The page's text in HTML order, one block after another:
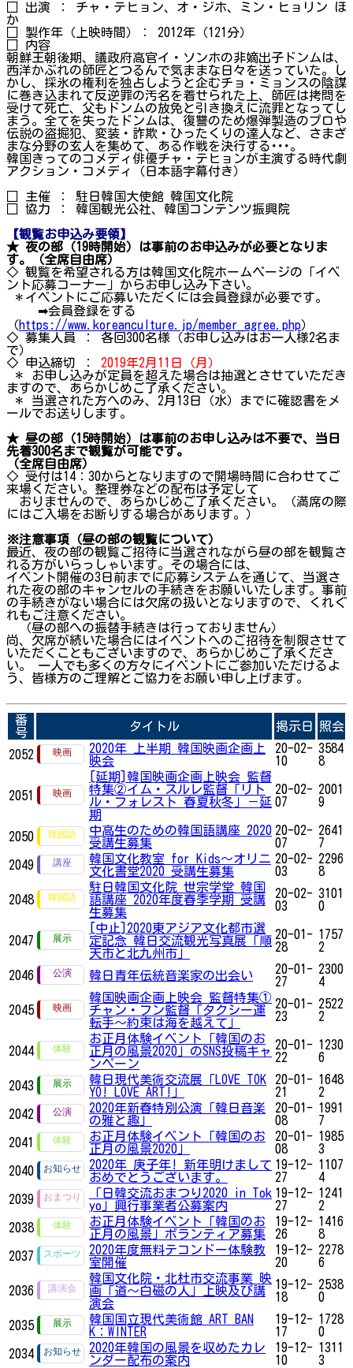
□ 出演 ： チャ・テヒョン、オ・ジホ、ミン・ヒョリン ほ
か
□ 製作年（上映時間）： 2012年（121分）
□ 内容
朝鮮王朝後期、議政府高官イ・ソンホの非嫡出子ドンムは、
西洋かぶれの師匠とつるんで気ままな日々を送っていた。し
かし、採氷の権利を独占しようと企むチョ・ミョンスの陰謀
に巻き込まれて反逆罪の汚名を着せられた上、師匠は拷問を
受けて死亡、父もドンムの放免と引き換えに流罪となってし
まう。全てを失ったドンムは、復讐のため爆弾製造のプロや
伝説の盗掘犯、変装・詐欺・ひったくりの達人など、さまざ
まな分野の玄人を集めて、ある作戦を決行する･･･。
韓国きってのコメディ俳優チャ・テヒョンが主演する時代劇
アクション・コメディ（日本語字幕付き）
□ 主催 ： 駐日韓国大使館 韓国文化院
□ 協力 ： 韓国観光公社、韓国コンテンツ振興院
【観覧お申込み要領】
★ 夜の部（19時開始）は事前のお申込みが必要となりま
す。（全席自由席）
◇ 観覧を希望される方は韓国文化院ホームページの「イベ
ント応募コーナー」からお申し込み下さい。
＊イベントにご応募いただくには会員登録が必要です。
➡会員登録をする
（https://www.koreanculture.jp/member_agree.php）
◇ 募集人員 ： 各回300名様（お申し込みはお一人様2名ま
で）
◇ 申込締切 ： 2019年2月11日（月）
＊ お申し込みが定員を超えた場合は抽選とさせていただき
ますので、あらかじめご了承ください。
＊ 当選された方へのみ、2月13日（水）までに確認書をメ
ールでお送りします。
★ 昼の部（15時開始）は事前のお申し込みは不要で、当日
先着300名まで観覧が可能です。
（全席自由席）
◇ 受付は14：30からとなりますので開場時間に合わせてご
来場ください。整理券などの配布は予定して
おりませんので、あらかじめご了承ください。（満席の際
にはご入場をお断りする場合があります。）
※注意事項（昼の部の観覧について）
最近、夜の部の観覧ご招待に当選されながら昼の部を観覧さ
れる方がいらっしゃいます。その場合には、
イベント開催の3日前までに応募システムを通じて、当選さ
れた夜の部のキャンセルの手続きをお願いいたします。事前
の手続きがない場合には欠席の扱いとなりますので、くれぐ
れもご注意ください。
（昼の部への振替手続きは行っておりません）
尚、欠席が続いた場合にはイベントへのご招待を制限させて
いただくこともございますので、あらかじめご了承くださ
い。 一人でも多くの方々にイベントにご参加いただけるよ
う、皆様方のご理解とご協力をお願い申し上げます。
番
号
タイトル 掲示日 照会
2052
2020年 上半期 韓国映画企画上
映会
20-02-
10
3584
8
2051
[延期]韓国映画企画上映会 監督
特集②イム・スルレ監督「リト
ル・フォレスト 春夏秋冬」－延
期
20-02-
07
2001
9
2050
中高生のための韓国語講座 2020
受講生募集
20-02-
07
2641
7
2049
韓国文化教室 for Kids～オリニ
文化書堂2020 受講生募集
20-02-
03
2296
8
2048
駐日韓国文化院 世宗学堂 韓国
語講座 2020年度春季学期 受講
生募集
20-02-
03
3101
0
2047
[中止]2020東アジア文化都市選
定記念 韓日交流観光写真展「順
天市と北九州市」
20-01-
28
1757
2
2046 韓日青年伝統音楽家の出会い
20-01-
27
2300
4
2045
韓国映画企画上映会 監督特集①
チャン・フン監督「タクシー運
転手～約束は海を越えて」
20-01-
23
2522
2
2044
お正月体験イベント「韓国のお
正月の風景2020」のSNS投稿キャ
ンペーン
20-01-
22
1230
6
2043
韓日現代美術交流展「LOVE TOK
YO! LOVE ART!」
20-01-
21
1648
2
2042
2020年新春特別公演「韓日音楽
の雅と趣」
20-01-
08
1991
7
2041
お正月体験イベント「韓国のお
正月の風景2020」
20-01-
08
1985
3
2040
2020年 庚子年! 新年明けまして
おめでとうございます。
19-12-
27
1107
4
2039
「日韓交流おまつり2020 in Tok
yo」興行事業者公募案内
19-12-
27
1241
2
2038
お正月体験イベント「韓国のお
正月の風景」ボランティア募集
19-12-
26
1416
8
2037
2020年度無料テコンドー体験教
室開催
19-12-
20
2278
6
2036
韓国文化院・北杜市交流事業 映
画「道～白磁の人」上映及び講
演会
19-12-
18
2538
0
2035
韓国国立現代美術館 ART BAN
K：WINTER
19-12-
17
1728
0
2034
2020年韓国の風景を収めたカレ
ンダー配布の案内
19-12-
10
1311
3